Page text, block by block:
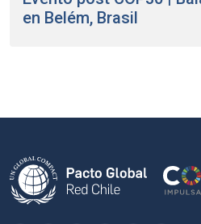
en Belém, Brasil